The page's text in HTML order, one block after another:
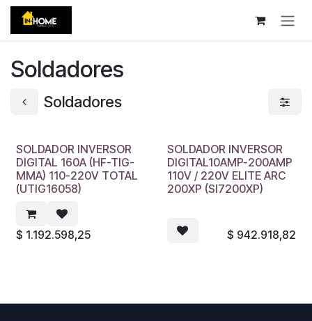
Ir al contenido
Soldadores
Soldadores
SOLDADOR INVERSOR
DIGITAL 160A (HF-TIG-
MMA) 110-220V TOTAL
(UTIG16058)
$ 1.192.598,25
SOLDADOR INVERSOR
DIGITAL10AMP-200AMP
110V / 220V ELITE ARC
200XP (SI7200XP)
$ 942.918,82